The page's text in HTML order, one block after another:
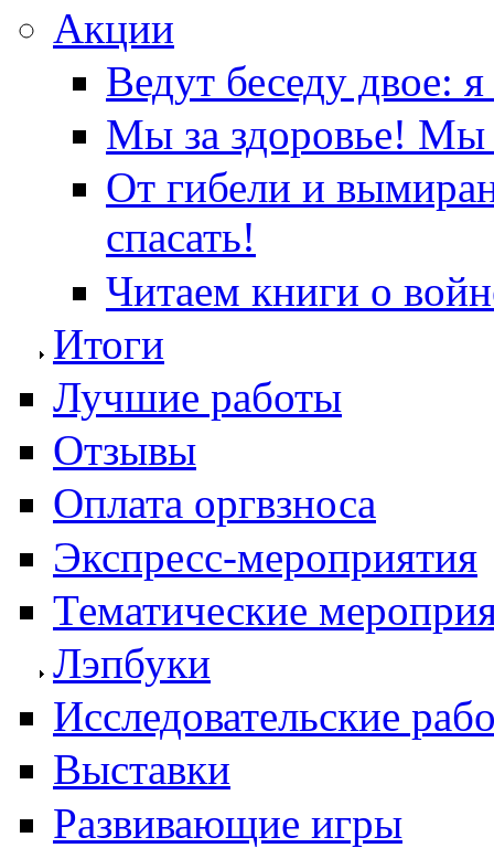
Акции
Ведут беседу двое:
Мы за здоровье! Мы
От гибели и
спасать!
Читаем книги о
Итоги
Лучшие работы
Отзывы
Оплата оргвзноса
Экспресс-мероприятия
Тематические
Лэпбуки
Исследовательские
Выставки
Развивающие игры